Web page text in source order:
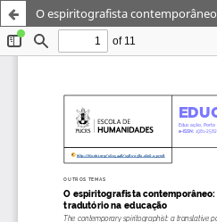
O espiritografista contemporâneo